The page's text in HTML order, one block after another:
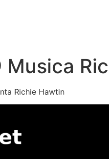
Musica
Richie Hawtin